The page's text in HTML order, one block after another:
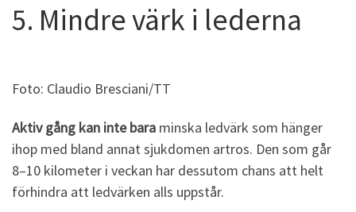
5. Mindre värk i lederna
Foto: Claudio Bresciani/TT
Aktiv gång kan inte bara minska ledvärk som hänger
ihop med bland annat sjukdomen artros. Den som går
8–10 kilometer i veckan har dessutom chans att helt
förhindra att ledvärken alls uppstår.